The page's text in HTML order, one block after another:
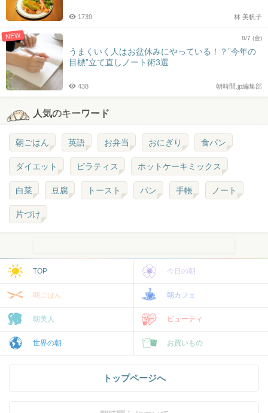
林 美帆子
1739
NEW 8/7 (金)
うまくいく人はお盆休みにやっている！？”今年の
目標”立て直しノート術3選
朝時間.jp編集部
438
人気のキーワード
朝ごはん 英語 お弁当 おにぎり 食パン
ダイエット ピラティス ホットケーキミックス
白菜 豆腐 トースト パン 手帳 ノート
片づけ
TOP 今日の朝
朝ごはん 朝カフェ
朝美人 ビューティ
世界の朝 お買いもの
トップページへ